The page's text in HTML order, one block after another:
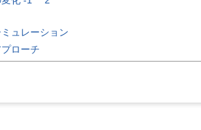
ュレーション
ローチ